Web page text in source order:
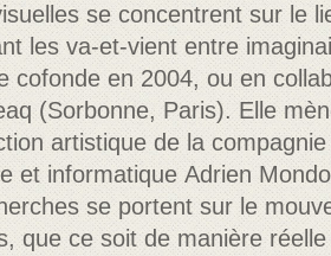
se concentrent sur le
les va-et-vient entre
cofonde en 2004, ou en
(Sorbonne, Paris). Elle
artistique de la
et informatique Adrien
se portent sur le
que ce soit de manière